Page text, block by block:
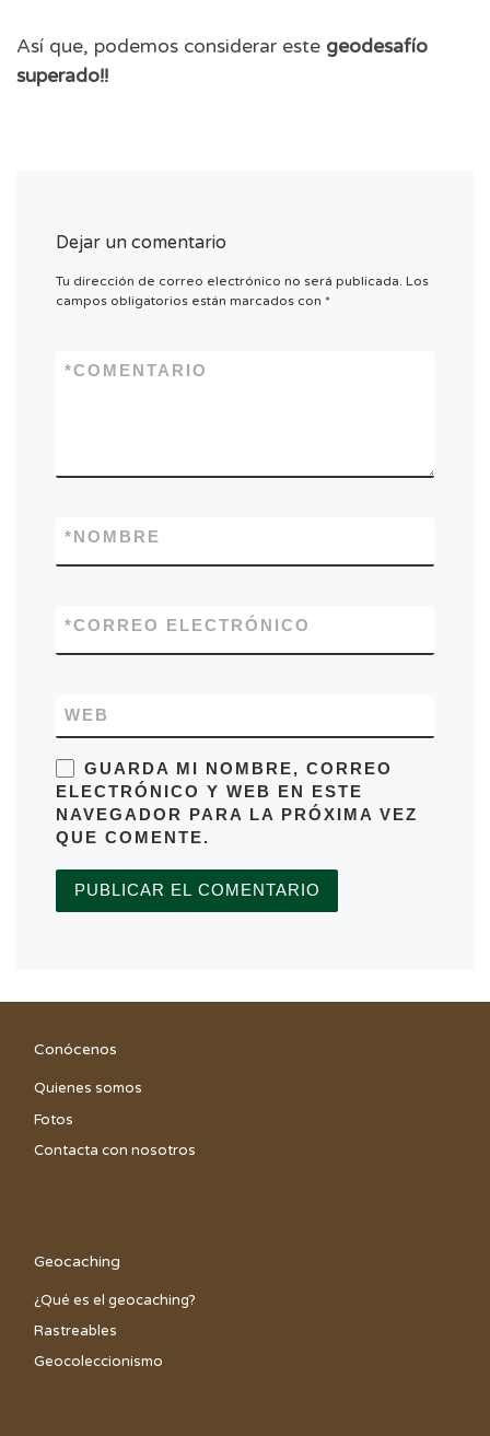
Así que, podemos considerar este geodesafío
superado!!
Dejar un comentario
Tu dirección de correo electrónico no será publicada. Los
campos obligatorios están marcados con *
COMENTARIO
*
NOMBRE
*
CORREO ELECTRÓNICO
*
WEB
GUARDA MI NOMBRE, CORREO
ELECTRÓNICO Y WEB EN ESTE
NAVEGADOR PARA LA PRÓXIMA VEZ
QUE COMENTE.
Conócenos
Quienes somos
Fotos
Contacta con nosotros
Geocaching
¿Qué es el geocaching?
Rastreables
Geocoleccionismo